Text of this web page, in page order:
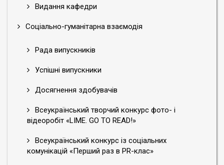
Видання кафедри
Соціально-гуманітарна взаємодія
Рада випускників
Успішні випускники
Досягнення здобувачів
Всеукраїнський творчий конкурс фото- і
відеоробіт «LIME. GO TO READ!»
Всеукраїнський конкурс із соціальних
комунікацій «Перший раз в PR-клас»